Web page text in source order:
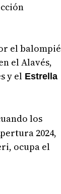
el balompié
el Alavés,
y elEstrella
los
2024,
ocupa el